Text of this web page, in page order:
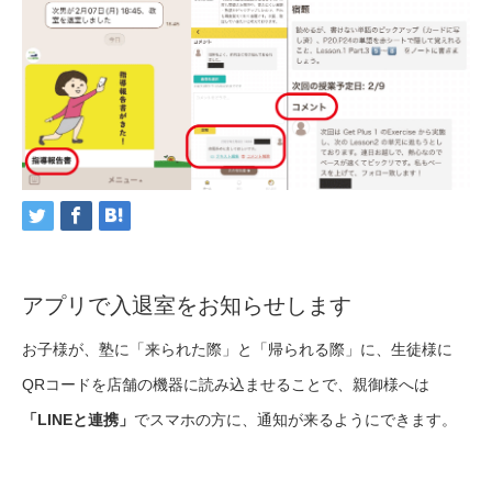
アプリで入退室をお知らせします
お子様が、塾に「来られた際」と「帰られる際」に、生徒様に
QRコードを店舗の機器に読み込ませることで、親御様へは
「LINEと連携」 でスマホの方に、通知が来るようにできます。